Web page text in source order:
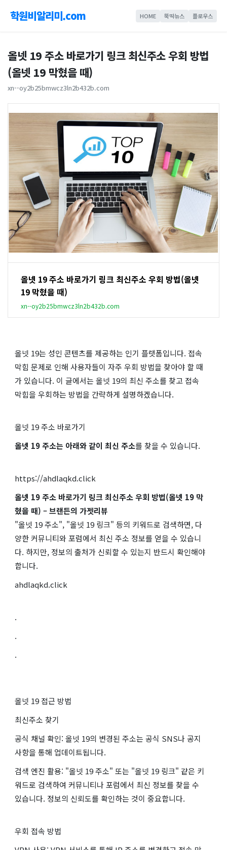
학원비알리미.com HOME 뚝딱뉴스 플로우스
올넷 19 주소 바로가기 링크 최신주소 우회 방법
(올넷 19 막혔을 때)
xn--oy2b25bmwcz3ln2b432b.com
올넷 19 주소 바로가기 링크 최신주소 우회 방법(올넷
19 막혔을 때)
xn--oy2b25bmwcz3ln2b432b.com
올넷 19는 성인 콘텐츠를 제공하는 인기 플랫폼입니다. 접속
막힘 문제로 인해 사용자들이 자주 우회 방법을 찾아야 할 때
가 있습니다. 이 글에서는 올넷 19의 최신 주소를 찾고 접속
막힘을 우회하는 방법을 간략하게 설명하겠습니다.
올넷 19 주소 바로가기
올넷 19 주소는 아래와 같이 최신 주소를 찾을 수 있습니다.
https://ahdlaqkd.click
올넷 19 주소 바로가기 링크 최신주소 우회 방법(올넷 19 막
혔을 때) – 브랜든의 가젯리뷰
"올넷 19 주소", "올넷 19 링크" 등의 키워드로 검색하면, 다
양한 커뮤니티와 포럼에서 최신 주소 정보를 얻을 수 있습니
다. 하지만, 정보의 출처가 신뢰할 수 있는지 반드시 확인해야
합니다.
ahdlaqkd.click
.
.
.
올넷 19 접근 방법
최신주소 찾기
공식 채널 확인: 올넷 19의 변경된 주소는 공식 SNS나 공지
사항을 통해 업데이트됩니다.
검색 엔진 활용: "올넷 19 주소" 또는 "올넷 19 링크" 같은 키
워드로 검색하여 커뮤니티나 포럼에서 최신 정보를 찾을 수
있습니다. 정보의 신뢰도를 확인하는 것이 중요합니다.
우회 접속 방법